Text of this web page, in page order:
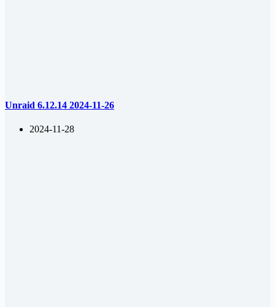
Unraid 6.12.14 2024-11-26
2024-11-28